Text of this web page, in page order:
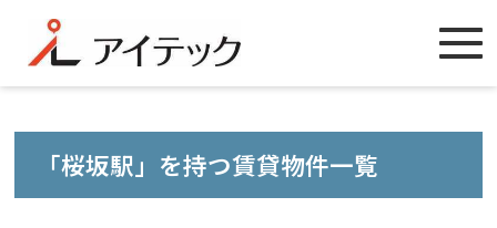
「桜坂駅」を持つ賃貸物件一覧